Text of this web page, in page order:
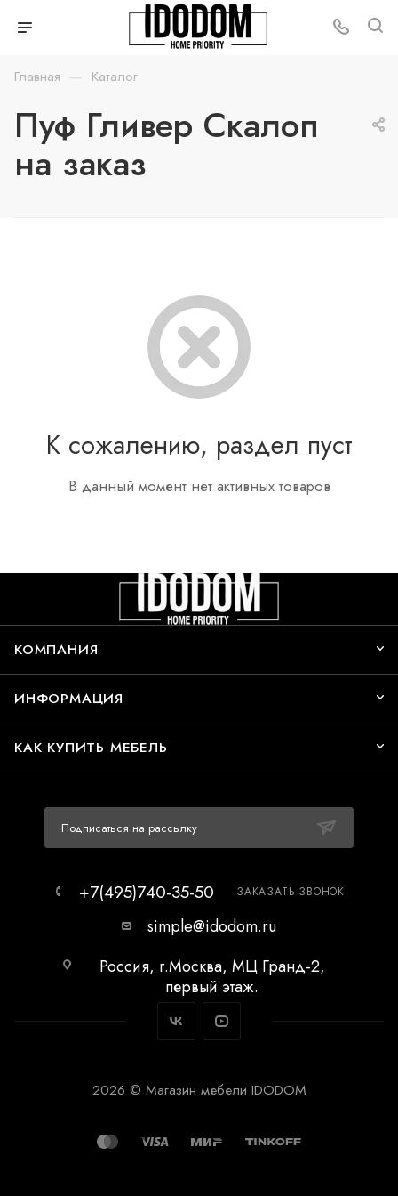
Главная — Каталог
Пуф Гливер Скалоп
на заказ
К сожалению, раздел пуст
В данный момент нет активных товаров
КОМПАНИЯ
ИНФОРМАЦИЯ
КАК КУПИТЬ МЕБЕЛЬ
Подписаться на рассылку
+7(495)740-35-50 ЗАКАЗАТЬ ЗВОНОК
simple@idodom.ru
Россия, г.Москва, МЦ Гранд-2,
первый этаж.
2026 © Магазин мебели IDODOM